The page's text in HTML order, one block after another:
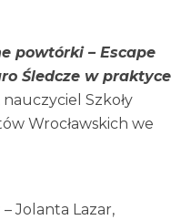
powtórki – Escape
Śledcze w praktyce
Szkoły
Wrocławskich we
– Jolanta Lazar,